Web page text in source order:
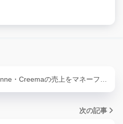
・Creemaの売上をマネーフ…
次の記事